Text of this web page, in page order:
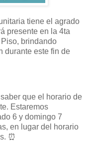
tiene el agrado
presente en la 4ta
brindando
durante este fin de
que el horario de
Estaremos
6 y domingo 7
en lugar del horario
⏰